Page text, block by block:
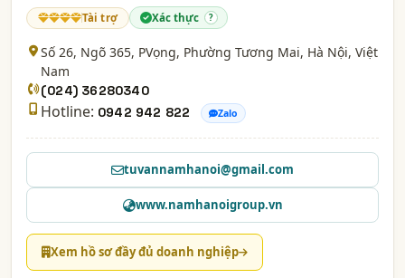
Tài trợ Xác thực ?
Số 26, Ngõ 365, PVọng, Phường Tương Mai, Hà Nội, Việt
Nam
(024) 36280340
Hotline: 0942 942 822 Zalo
tuvannamhanoi@gmail.com
www.namhanoigroup.vn
Xem hồ sơ đầy đủ doanh nghiệp